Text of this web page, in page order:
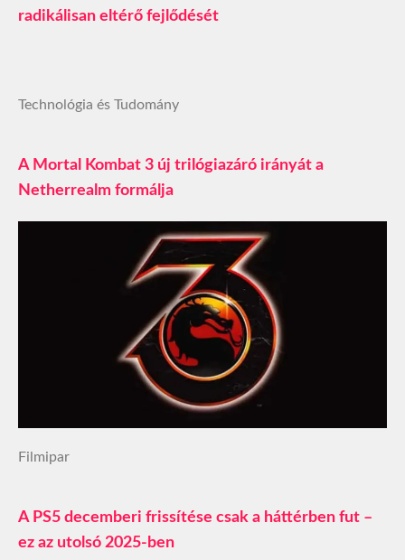
radikálisan eltérő fejlődését
Technológia és Tudomány
A Mortal Kombat 3 új trilógiazáró irányát a
Netherrealm formálja
Filmipar
A PS5 decemberi frissítése csak a háttérben fut –
ez az utolsó 2025-ben